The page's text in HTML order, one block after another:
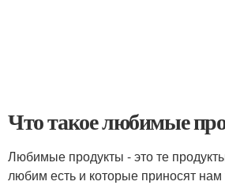
Что такое любимые
Любимые продукты - это те
любим есть и которые приносят